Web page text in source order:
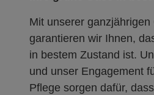
Mit unserer ganzjährigen
garantieren wir Ihnen,
in bestem Zustand ist.
und unser Engagement
Pflege sorgen dafür,